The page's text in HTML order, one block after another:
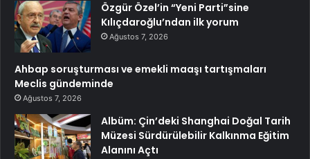
Özgür Özel’in “Yeni Parti”sine
Kılıçdaroğlu’ndan ilk yorum
Ağustos 7, 2026
Ahbap soruşturması ve emekli maaşı tartışmaları
Meclis gündeminde
Ağustos 7, 2026
Albüm: Çin’deki Shanghai Doğal Tarih
Müzesi Sürdürülebilir Kalkınma Eğitim
Alanını Açtı